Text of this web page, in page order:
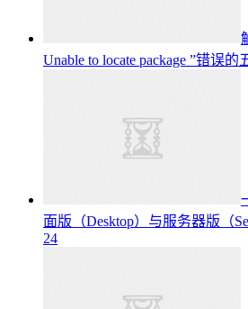
Unable to locate package ”错误的
面版（Desktop）与服务器版（
24